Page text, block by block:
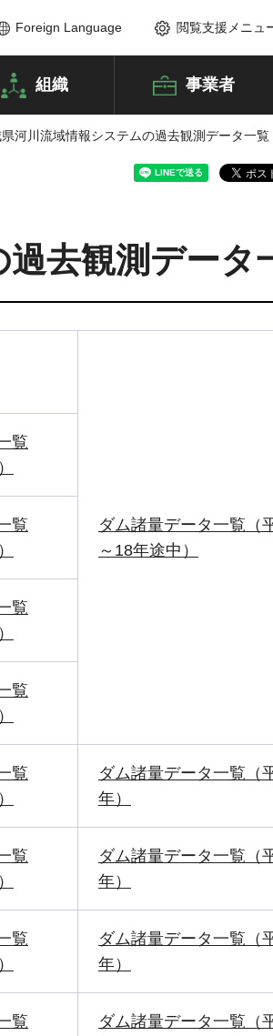
Foreign Language 閲覧支援メニュ
組織 事業者
河川流域情報システムの過去観測データ一覧
去観測データ
ダム諸量データ一覧（
～18年途中）
覧
覧
覧
覧
覧
ダム諸量データ一覧（
年）
ダム諸量データ一覧（
年）
覧
覧
ダム諸量データ一覧（
年）
覧
ダム諸量データ一覧（